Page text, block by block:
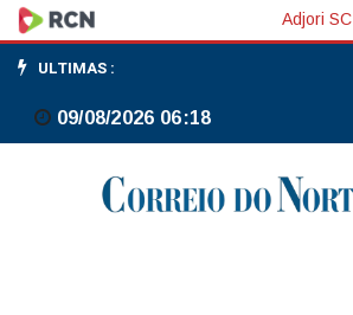
Motorista
perde
controle
Adjori SC
ULTIMAS :
09/08/2026 06:18